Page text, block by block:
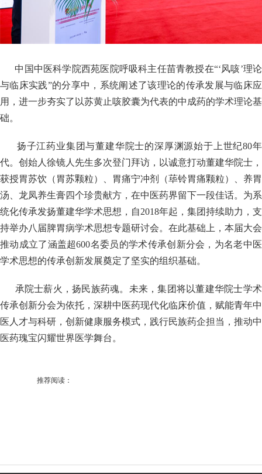
中国中医科学院西苑医院呼吸科主任苗青教授在“‘风咳’理论
与临床实践”的分享中，系统阐述了该理论的传承发展与临床应
用，进一步夯实了以苏黄止咳胶囊为代表的中成药的学术理论基
础。
扬子江药业集团与董建华院士的深厚渊源始于上世纪80年
代。创始人徐镜人先生多次登门拜访，以诚意打动董建华院士，
获授胃苏饮（胃苏颗粒）、胃痛宁冲剂（荜铃胃痛颗粒）、养胃
汤、龙凤养生膏四个珍贵献方，在中医药界留下一段佳话。为系
统化传承发扬董建华学术思想，自2018年起，集团持续助力，支
持举办八届脾胃病学术思想专题研讨会。在此基础上，本届大会
推动成立了涵盖超600名委员的学术传承创新分会，为名老中医
学术思想的传承创新发展奠定了坚实的组织基础。
承院士薪火，扬民族药魂。未来，集团将以董建华院士学术
传承创新分会为依托，深耕中医药现代化临床价值，赋能青年中
医人才与科研，创新健康服务模式，践行民族药企担当，推动中
医药瑰宝闪耀世界医学舞台。
推荐阅读：